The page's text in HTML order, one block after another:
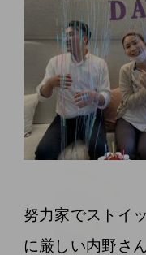
努力家でストイ
に厳しい内野さん